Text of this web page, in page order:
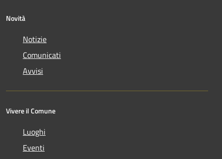
Novità
Notizie
Comunicati
Avvisi
Vivere il Comune
Luoghi
Eventi